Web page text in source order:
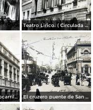
Teatro Lirico. ( Circulada el 1 de Agosto de 1926 ).
Edicicio de los ferrocarriles. El cruzero puente de San Francisco y Guardiola por el fotografo Felix Miret.